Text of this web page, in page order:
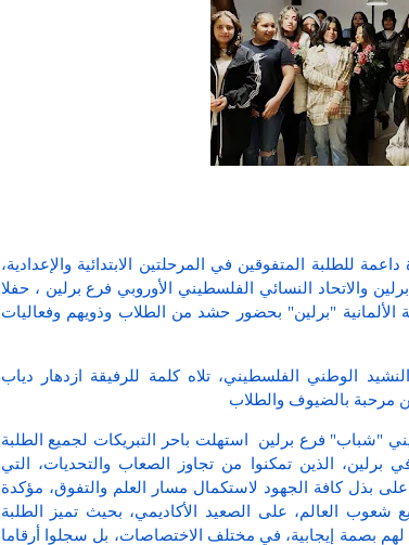
للطلبة المتفوقين في المرحلتين الابتدائية والإعدادية،
والاتحاد النسائي الفلسطيني الأوروبي فرع برلين ، حفلا
الألمانية "برلين" بحضور حشد من الطلاب وذويهم وفعاليات
الوطني الفلسطيني، تلاه كلمة للرفيقة ازدهار دياب
مرحبة بالضيوف والطلاب
"شباب" فرع برلين استهلت باحر التبريكات لجميع الطلبة
برلين، الذين تمكنوا من تجاوز الصعاب والتحديات، التي
بذل كافة الجهود لاستكمال مسار العلم والتفوق، مؤكدة
العالم، على الصعيد الأكاديمي، بحيث تميز الطلبة
بصمة إيجابية، في مختلف الاختصاصات، بل سجلوا أرقاما